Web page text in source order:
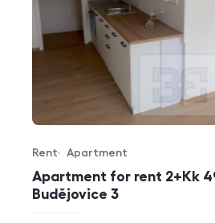
Apartment for rent 2+Kk
Budějovice 3
Offer type
Rent
Property type
Apartment